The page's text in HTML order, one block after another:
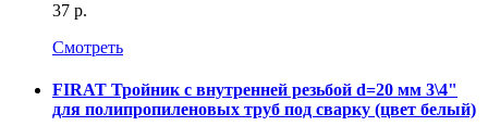
37 р.
Смотреть
FIRAT Тройник с внутренней резьбой d=20 мм 3\4"
для полипропиленовых труб под сварку (цвет белый)